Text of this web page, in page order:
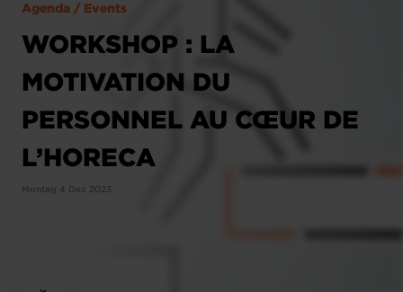
Agenda / Events
WORKSHOP : LA
MOTIVATION DU
PERSONNEL AU CŒUR DE
L’HORECA
Montag 4 Dez 2023